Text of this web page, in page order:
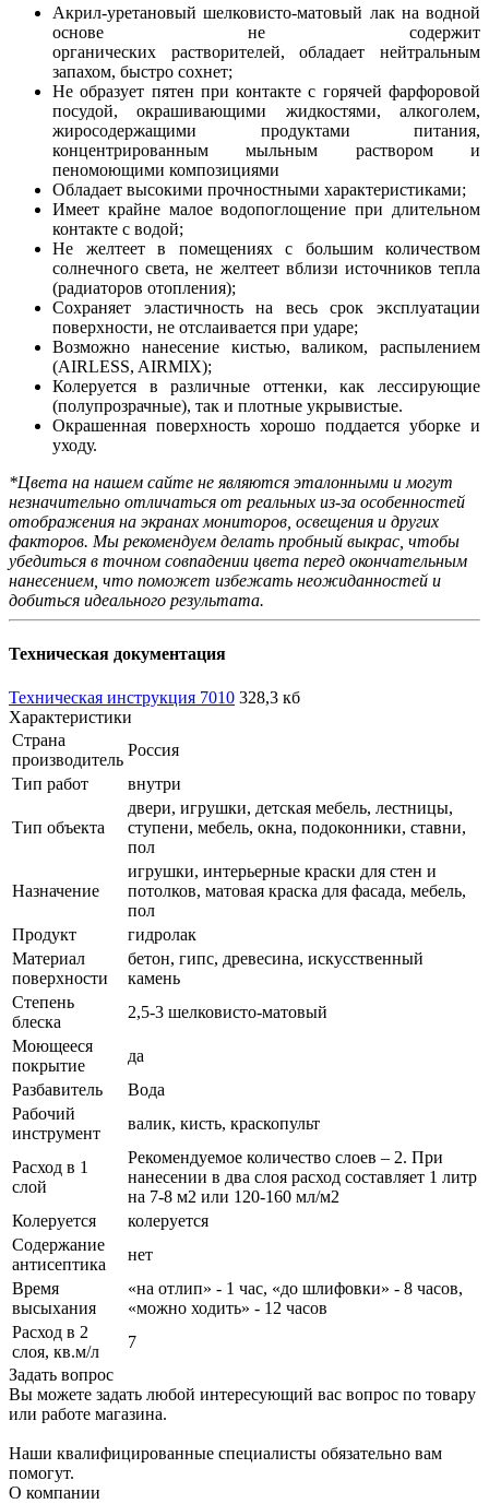
Акрил-уретановый шелковисто-матовый лак на водной
основе не содержит
органических растворителей, обладает нейтральным
запахом, быстро сохнет;
Не образует пятен при контакте с горячей фарфоровой
посудой, окрашивающими жидкостями, алкоголем,
жиросодержащими продуктами питания,
концентрированным мыльным раствором и
пеномоющими композициями
Обладает высокими прочностными характеристиками;
Имеет крайне малое водопоглощение при длительном
контакте с водой;
Не желтеет в помещениях с большим количеством
солнечного света, не желтеет вблизи источников тепла
(радиаторов отопления);
Сохраняет эластичность на весь срок эксплуатации
поверхности, не отслаивается при ударе;
Возможно нанесение кистью, валиком, распылением
(AIRLESS, AIRMIX);
Колеруется в различные оттенки, как лессирующие
(полупрозрачные), так и плотные укрывистые.
Окрашенная поверхность хорошо поддается уборке и
уходу.
*Цвета на нашем сайте не являются эталонными и могут
незначительно отличаться от реальных из-за особенностей
отображения на экранах мониторов, освещения и других
факторов. Мы рекомендуем делать пробный выкрас, чтобы
убедиться в точном совпадении цвета перед окончательным
нанесением, что поможет избежать неожиданностей и
добиться идеального результата.
Техническая документация
Техническая инструкция 7010 328,3 кб
Характеристики
Страна
производитель
Россия
Тип работ
внутри
Тип объекта
двери, игрушки, детская мебель, лестницы,
ступени, мебель, окна, подоконники, ставни,
пол
Назначение
игрушки, интерьерные краски для стен и
потолков, матовая краска для фасада, мебель,
пол
Продукт
гидролак
Материал
поверхности
бетон, гипс, древесина, искусственный
камень
Степень
блеска
2,5-3 шелковисто-матовый
Моющееся
покрытие
да
Разбавитель
Вода
Рабочий
инструмент
валик, кисть, краскопульт
Расход в 1
слой
Рекомендуемое количество слоев – 2. При
нанесении в два слоя расход составляет 1 литр
на 7-8 м2 или 120-160 мл/м2
Колеруется
колеруется
Содержание
антисептика
нет
Время
высыхания
«на отлип» - 1 час, «до шлифовки» - 8 часов,
«можно ходить» - 12 часов
Расход в 2
слоя, кв.м/л
7
Задать вопрос
Вы можете задать любой интересующий вас вопрос по товару
или работе магазина.
Наши квалифицированные специалисты обязательно вам
помогут.
О компании